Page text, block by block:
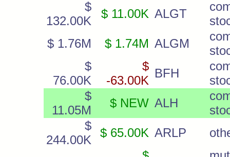
$
132.00K
$ 11.00K ALGT
$ 1.76M
$ 1.74M ALGM
$
76.00K
$
-63.00K
BFH
$
11.05M
$ NEW ALH
$
244.00K
$ 65.00K ARLP